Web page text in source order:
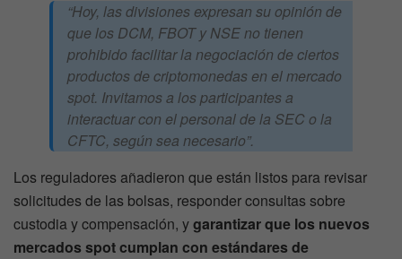
“Hoy, las divisiones expresan su opinión de
que los DCM, FBOT y NSE no tienen
prohibido facilitar la negociación de ciertos
productos de criptomonedas en el mercado
spot. Invitamos a los participantes a
interactuar con el personal de la SEC o la
CFTC, según sea necesario”.
Los reguladores añadieron que están listos para revisar
solicitudes de las bolsas, responder consultas sobre
custodia y compensación, ygarantizar que los nuevos
mercados spot cumplan con estándares de